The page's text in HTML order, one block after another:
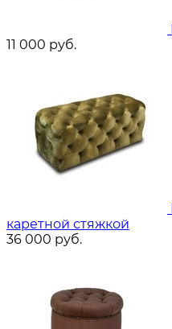
11 000 руб.
каретной стяжкой
36 000 руб.